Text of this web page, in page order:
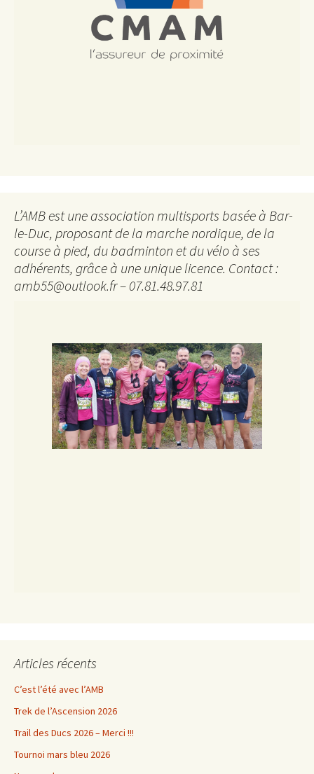
L’AMB est une association multisports basée à Bar-
le-Duc, proposant de la marche nordique, de la
course à pied, du badminton et du vélo à ses
adhérents, grâce à une unique licence. Contact :
amb55@outlook.fr – 07.81.48.97.81
Articles récents
C’est l’été avec l’AMB
Trek de l’Ascension 2026
Trail des Ducs 2026 – Merci !!!
Tournoi mars bleu 2026